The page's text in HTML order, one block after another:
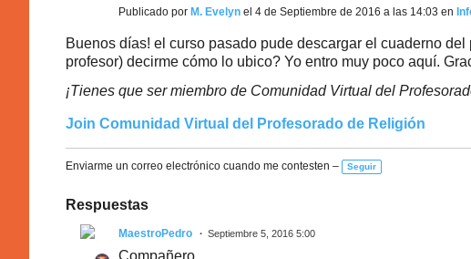
Publicado por M. Evelyn el 4 de Septiembre de 2016 a las 14:03 en
Buenos días! el curso pasado pude descargar el cuaderno
profesor) decirme cómo lo ubico? Yo entro muy poco aquí.
¡Tienes que ser miembro de Comunidad Virtual del
Join Comunidad Virtual del Profesorado de Religión
Enviarme un correo electrónico cuando me contesten – Seguir
Respuestas
MaestroPedro Septiembre 5, 2016 5:00
Compañero...